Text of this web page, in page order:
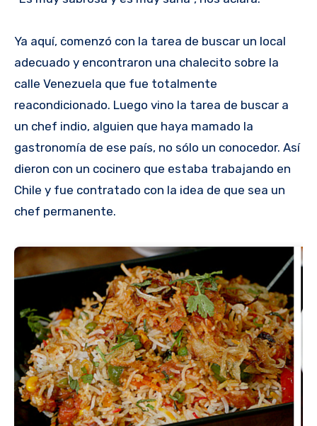
Ya aquí, comenzó con la tarea de buscar un local
adecuado y encontraron una chalecito sobre la
calle Venezuela que fue totalmente
reacondicionado. Luego vino la tarea de buscar a
un chef indio, alguien que haya mamado la
gastronomía de ese país, no sólo un conocedor. Así
dieron con un cocinero que estaba trabajando en
Chile y fue contratado con la idea de que sea un
chef permanente.